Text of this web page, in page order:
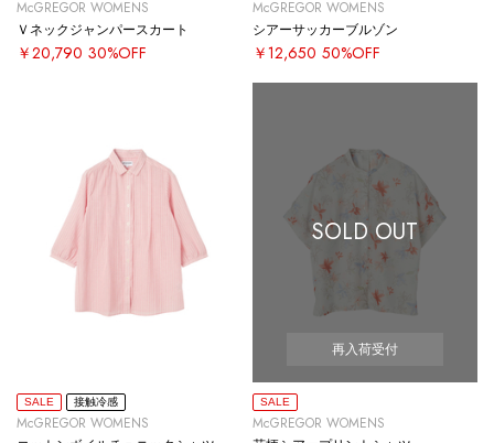
McGREGOR WOMENS
Ｖネックジャンパースカート
￥20,790 30%OFF
McGREGOR WOMENS
シアーサッカーブルゾン
￥12,650 50%OFF
SALE 接触冷感
McGREGOR WOMENS
SOLD OUT
再入荷受付
SALE
McGREGOR WOMENS